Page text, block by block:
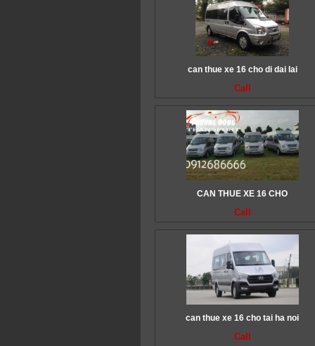
can thue xe 16 cho di dai lai
Call
CAN THUE XE 16 CHO
Call
can thue xe 16 cho tai ha noi
Call